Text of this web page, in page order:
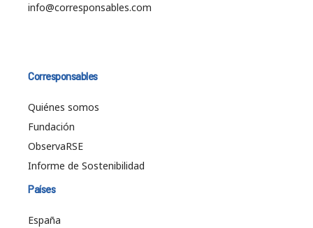
info@corresponsables.com
Corresponsables
Quiénes somos
Fundación
ObservaRSE
Informe de Sostenibilidad
Países
España